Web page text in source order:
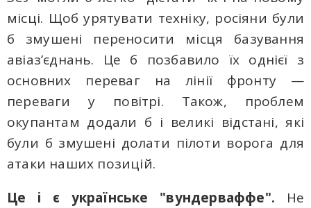
місці. Щоб урятувати техніку, росіяни були
б змушені переносити місця базування
авіаз’єднань. Це б позбавило їх однієї з
основних переваг на лінії фронту —
переваги у повітрі. Також, проблем
окупантам додали б і великі відстані, які
були б змушені долати пілоти ворога для
атаки наших позицій.
Це і є українське "вундерваффе". Не